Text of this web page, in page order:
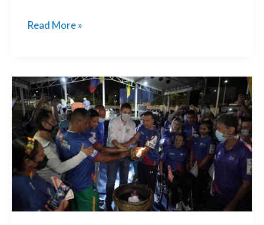
Read More »
Alcalde
Óscar
Escobar
encendió
la
llama
que
da
inicio